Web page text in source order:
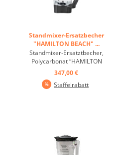
Standmixer-Ersatzbecher
"HAMILTON BEACH" ...
Standmixer-Ersatztbecher,
Polycarbonat “HAMILTON
BEACH”, komplett ...
347,00 €
Staffelrabatt